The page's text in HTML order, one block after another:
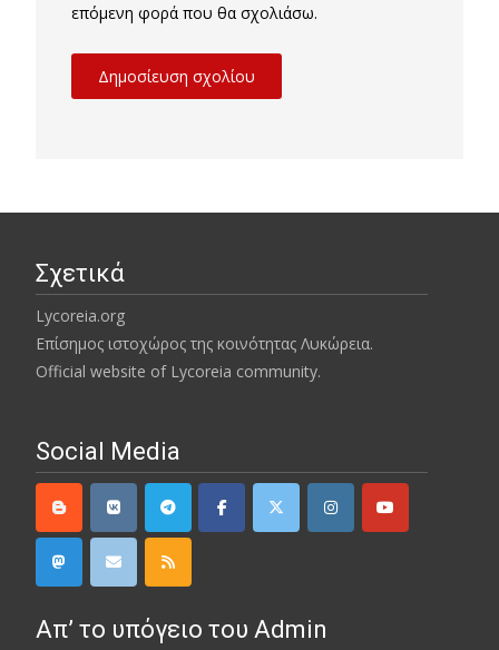
επόμενη φορά που θα σχολιάσω.
Σχετικά
Lycoreia.org
Επίσημος ιστοχώρος της κοινότητας Λυκώρεια.
Official website of Lycoreia community.
Social Media
Απ’ το υπόγειο του Admin